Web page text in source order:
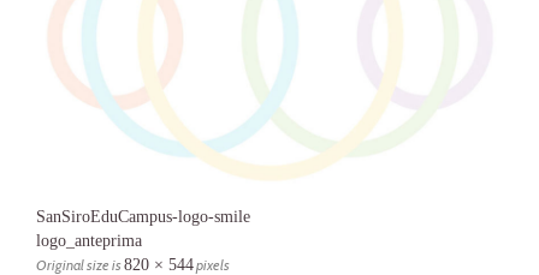
SanSiroEduCampus-logo-smile
logo_anteprima
Original size is820 × 544pixels